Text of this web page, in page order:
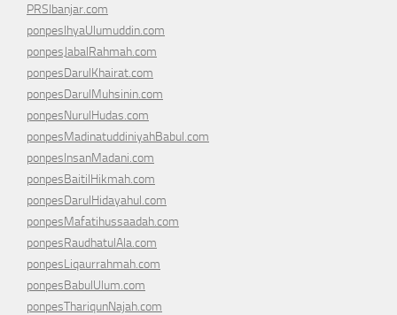
PRSIbanjar.com
ponpesIhyaUlumuddin.com
ponpesJabalRahmah.com
ponpesDarulKhairat.com
ponpesDarulMuhsinin.com
ponpesNurulHudas.com
ponpesMadinatuddiniyahBabul.com
ponpesInsanMadani.com
ponpesBaitilHikmah.com
ponpesDarulHidayahul.com
ponpesMafatihussaadah.com
ponpesRaudhatulAla.com
ponpesLiqaurrahmah.com
ponpesBabulUlum.com
ponpesThariqunNajah.com